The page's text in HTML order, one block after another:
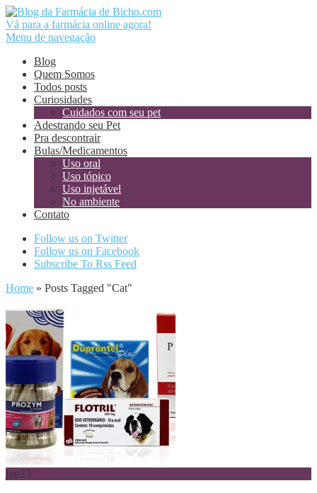
Vá para a farmácia online agora!
Menu de navegação
Blog
Quem Somos
Todos posts
Curiosidades
Cuidados com seu pet
Adestrando seu Pet
Pra descontrair
Bulas/Medicamentos
Uso oral
Uso tópico
Uso injetável
No ambiente
Contato
Follow us on Twitter
Follow us on Facebook
Subscribe To Rss Feed
Home » Posts Tagged "Cat"
jun23